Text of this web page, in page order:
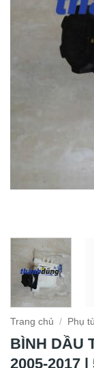
Trang chủ / Phụ
BÌNH DẦU
2005-2017 |